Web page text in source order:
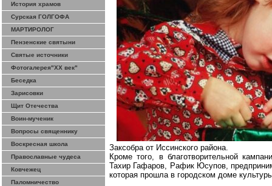
История храмов
Сурская ГОЛГОФА
МАРТИРОЛОГ
Пензенские святыни
Святые источники
Фотогалерея"ХХ век"
Беседка
Зарисовки
Щит Отечества
Воин-мученик
Вопросы священнику
Воскресная школа
Православные чудеса
Ковчежец
Паломничество
Заксобра от Иссинского района.
Кроме того, в благотворительной
Тахир Гафаров, Рафик Юсупов,
которая прошла в городском доме